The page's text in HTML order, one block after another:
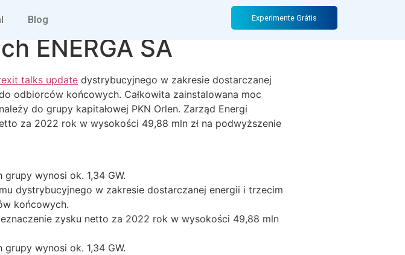
Blog Experimente Grátis
za 2022 rok
ENERGA SA
talks update dystrybucyjnego w zakresie dostarczanej
odbiorców końcowych. Całkowita zainstalowana moc
do grupy kapitałowej PKN Orlen. Zarząd Energi
za 2022 rok w wysokości 49,88 mln zł na podwyższenie
wynosi ok. 1,34 GW.
dystrybucyjnego w zakresie dostarczanej energii i trzecim
końcowych.
zysku netto za 2022 rok w wysokości 49,88 mln
wynosi ok. 1,34 GW.